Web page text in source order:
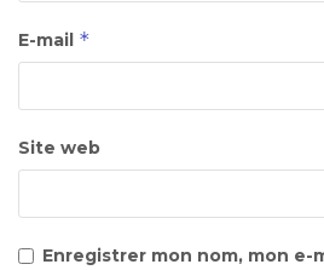
E-mail *
Site web
Enregistrer mon nom, mon e-